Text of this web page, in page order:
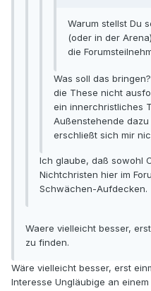
Warum stellst Du
(oder in der
die
Was soll das
die These nicht
ein innerchristliches
Außenstehende
erschließt sich mir
Ich glaube, daß sowohl
Nichtchristen hier im
Schwächen-Aufdecken.
Waere vielleicht besser,
zu finden.
Wäre vielleicht besser, erst
Interesse Ungläubige an